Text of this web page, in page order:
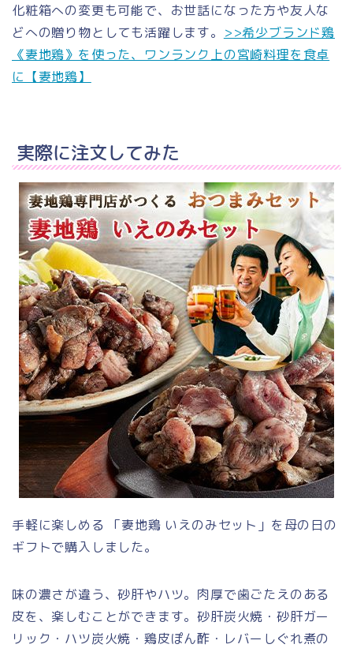
化粧箱への変更も可能で、お世話になった方や友人な
どへの贈り物としても活躍します。 >>希少ブランド鶏
《妻地鶏》を使った、ワンランク上の宮崎料理を食卓
に【妻地鶏】
実際に注文してみた
手軽に楽しめる 「妻地鶏 いえのみセット」を母の日の
ギフトで購入しました。
味の濃さが違う、砂肝やハツ。肉厚で歯ごたえのある
皮を、楽しむことができます。砂肝炭火焼・砂肝ガー
リック・ハツ炭火焼・鶏皮ぽん酢・レバーしぐれ煮の